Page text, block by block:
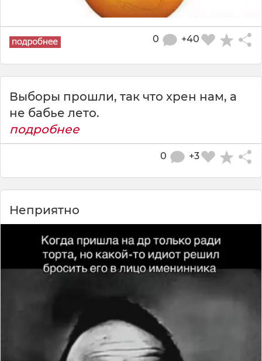
+40
0
Выборы прошли, так что хрен нам, а
не бабье лето.
подробнее
+3
0
Неприятно